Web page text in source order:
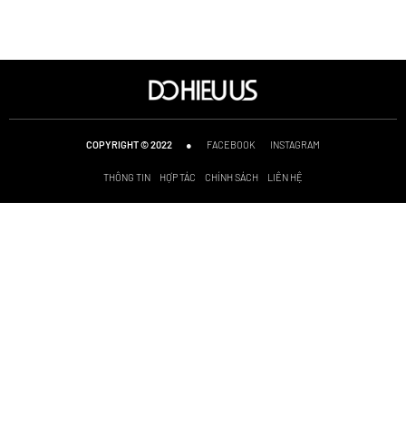
COPYRIGHT © 2022 ● FACEBOOK INSTAGRAM
THÔNG TIN HỢP TÁC CHÍNH SÁCH LIÊN HỆ